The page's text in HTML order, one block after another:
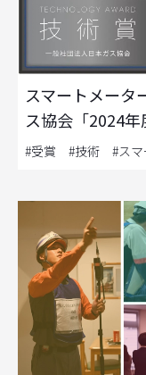
スマートメータ
ス協会「2024
#受賞 #技術 #スマ